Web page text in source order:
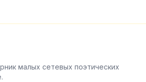
малых сетевых поэтических